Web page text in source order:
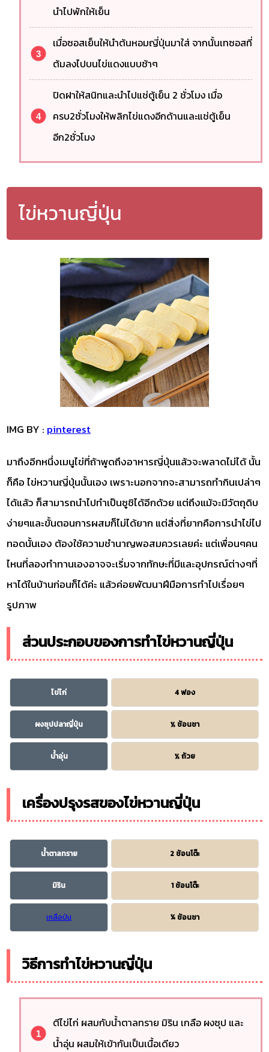
นำไปพักให้เย็น
เมื่อซอสเย็นให้นำต้นหอมญี่ปุ่นมาใส่ จากนั้นเทซอสที่
ต้มลงไปบนไข่แดงแบบช้าๆ
ปิดฝาให้สนิทและนำไปแช่ตู้เย็น 2 ชั่วโมง เมื่อ
ครบ2ชั่วโมงให้พลิกไข่แดงอีกด้านและแช่ตู้เย็น
อีก2ชั่วโมง
ไข่หวานญี่ปุ่น
IMG BY : pinterest
มาถึงอีกหนึ่งเมนูไข่ที่ถ้าพูดถึงอาหารญี่ปุ่นแล้วจะพลาดไม่ได้ นั้น
ก็คือ ไข่หวานญี่ปุ่นนั้นเอง เพราะนอกจากจะสามารถทำกินเปล่าๆ
ได้แล้ว ก็สามารถนำไปทำเป็นซูชิได้อีกด้วย แต่ถึงแม้จะมีวัตถุดิบ
ง่ายๆและขั้นตอนการผสมก็ไม่ได้ยาก แต่สิ่งที่ยากคือการนำไข่ไป
ทอดนั้นเอง ต้องใช้ความชำนาญพอสมควรเลยค่ะ แต่เพื่อนๆคน
ไหนที่ลองทำทานเองอาจจะเริ่มจากทักษะที่มีและอุปกรณ์ต่างๆที่
หาได้ในบ้านก่อนก็ได้ค่ะ แล้วค่อยพัฒนาฝีมือการทำไปเรื่อยๆ
รูปภาพ
ส่วนประกอบของการทำไข่หวานญี่ปุ่น
ไข่ไก่ 4 ฟอง
ผงซุปปลาญี่ปุ่น ½ ช้อนชา
น้ำอุ่น ½ ถ้วย
เครื่องปรุงรสของไข่หวานญี่ปุ่น
น้ำตาลทราย 2 ช้อนโต๊ะ
มิริน 1 ช้อนโต๊ะ
เกลือป่น ¼ ช้อนชา
วิธีการทำไข่หวานญี่ปุ่น
ตีไข่ไก่ ผสมกับน้ำตาลทราย มิริน เกลือ ผงซุป และ
น้ำอุ่น ผสมให้เข้ากันเป็นเนื้อเดียว